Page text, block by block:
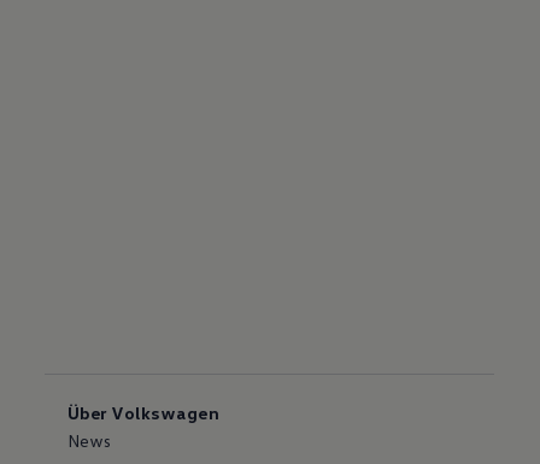
Über Volkswagen
News